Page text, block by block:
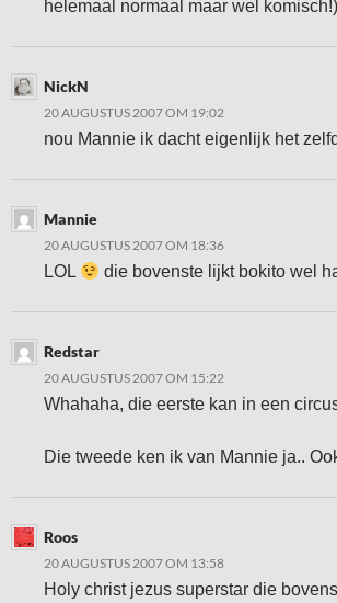
helemaal normaal maar wel
NickN
20 AUGUSTUS 2007 OM 19:02
nou Mannie ik dacht eigenlijk het
Mannie
20 AUGUSTUS 2007 OM 18:36
LOL die bovenste lijkt bokito wel
Redstar
20 AUGUSTUS 2007 OM 15:22
Whahaha, die eerste kan in een
Die tweede ken ik van Mannie ja..
Roos
20 AUGUSTUS 2007 OM 13:58
Holy christ jezus superstar die